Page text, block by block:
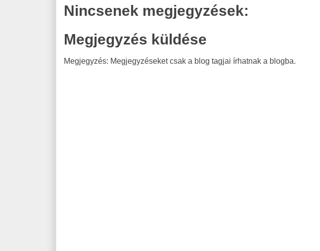
Nincsenek megjegyzések:
Megjegyzés küldése
Megjegyzés: Megjegyzéseket csak a blog tagjai írhatnak a blogba.